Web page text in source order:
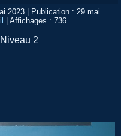
2023
Publication : 29 mai
|Affichages : 736
2